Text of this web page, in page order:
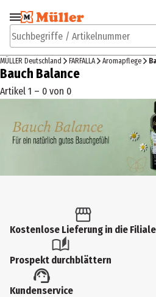
Zur Navigation
springen
Suchbegriffe / Artikelnummer
MÜLLER Deutschland FARFALLA Aromapflege
Bauch Balance
Artikel 1 – 0 von 0
Kostenlose Lieferung in die Filiale
Prospekt durchblättern
Kundenservice